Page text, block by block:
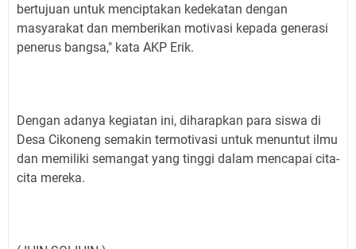
bertujuan untuk menciptakan kedekatan dengan
masyarakat dan memberikan motivasi kepada generasi
penerus bangsa," kata AKP Erik.
Dengan adanya kegiatan ini, diharapkan para siswa di
Desa Cikoneng semakin termotivasi untuk menuntut ilmu
dan memiliki semangat yang tinggi dalam mencapai cita-
cita mereka.